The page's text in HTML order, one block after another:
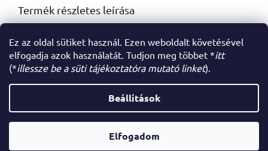
Ez az oldal sütiket használ. Ezen weboldalt követésével
elfogadja azok használatát. Tudjon meg többet *itt
(*illessze be a süti tájékoztatóra mutató linket).
Beállítások
Elfogadom
Termék részletes leírása
Shoptet készítette
Az én webáruházam. Minden jog fenntartva.